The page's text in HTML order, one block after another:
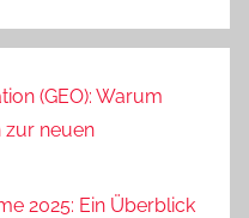
(GEO): Warum
zur neuen
2025: Ein Überblick